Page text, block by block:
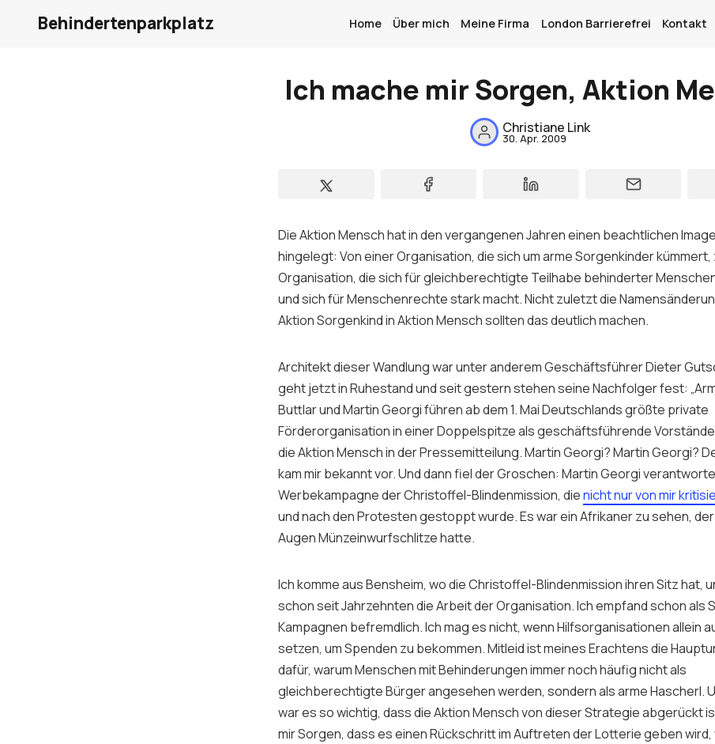
Home
Meine Firma
Kontakt
Sign up
Behindertenparkplatz Home Über mich Meine Firma London Barrierefrei Kontakt
Ich mache mir Sorgen, Aktion
Christiane Link
30. Apr. 2009
Die Aktion Mensch hat in den vergangenen Jahren einen beachtlichen
hingelegt: Von einer Organisation, die sich um arme Sorgenkinder kümmert,
Organisation, die sich für gleichberechtigte Teilhabe behinderter
und sich für Menschenrechte stark macht. Nicht zuletzt die
Aktion Sorgenkind in Aktion Mensch sollten das deutlich machen.
Architekt dieser Wandlung war unter anderem Geschäftsführer Dieter
geht jetzt in Ruhestand und seit gestern stehen seine Nachfolger fest:
Buttlar und Martin Georgi führen ab dem 1. Mai Deutschlands größte private
Förderorganisation in einer Doppelspitze als geschäftsführende
die Aktion Mensch in der Pressemitteilung. Martin Georgi? Martin Georgi?
kam mir bekannt vor. Und dann fiel der Groschen: Martin Georgi
Werbekampagne der Christoffel-Blindenmission, dienicht nur von mir
und nach den Protesten gestoppt wurde. Es war ein Afrikaner zu sehen,
Augen Münzeinwurfschlitze hatte.
Ich komme aus Bensheim, wo die Christoffel-Blindenmission ihren Sitz hat,
schon seit Jahrzehnten die Arbeit der Organisation. Ich empfand schon als
Kampagnen befremdlich. Ich mag es nicht, wenn Hilfsorganisationen allein
setzen, um Spenden zu bekommen. Mitleid ist meines Erachtens die
dafür, warum Menschen mit Behinderungen immer noch häufig nicht als
gleichberechtigte Bürger angesehen werden, sondern als arme Hascherl.
war es so wichtig, dass die Aktion Mensch von dieser Strategie abgerückt
mir Sorgen, dass es einen Rückschritt im Auftreten der Lotterie geben wird,